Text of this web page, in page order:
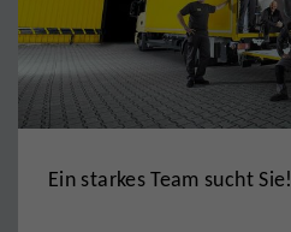
Ein starkes Team sucht Sie!